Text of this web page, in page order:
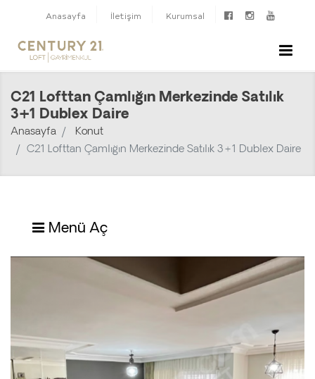
Anasayfa İletişim Kurumsal
C21 Lofttan Çamlığın Merkezinde Satılık
3+1 Dublex Daire
Anasayfa
Konut
C21 Lofttan Çamlığın Merkezinde Satılık 3+1 Dublex Daire
Menü Aç